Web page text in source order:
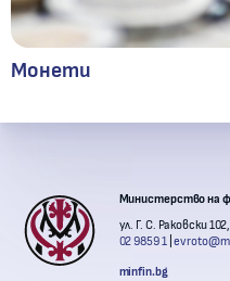
Монети
Контакти сМинистерство на
ул. Г. С. Раковски
02 9859 1
minfin.bg